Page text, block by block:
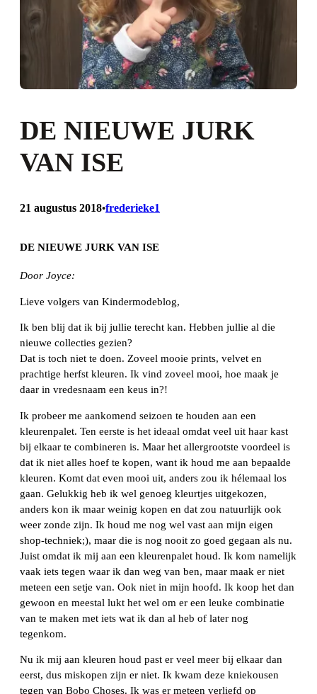
DE NIEUWE JURK
VAN ISE
21 augustus 2018•frederieke1
DE NIEUWE JURK VAN ISE
Door Joyce:
Lieve volgers van Kindermodeblog,
Ik ben blij dat ik bij jullie terecht kan. Hebben jullie al die
nieuwe collecties gezien?
Dat is toch niet te doen. Zoveel mooie prints, velvet en
prachtige herfst kleuren. Ik vind zoveel mooi, hoe maak je
daar in vredesnaam een keus in?!
Ik probeer me aankomend seizoen te houden aan een
kleurenpalet. Ten eerste is het ideaal omdat veel uit haar kast
bij elkaar te combineren is. Maar het allergrootste voordeel is
dat ik niet alles hoef te kopen, want ik houd me aan bepaalde
kleuren. Komt dat even mooi uit, anders zou ik hélemaal los
gaan. Gelukkig heb ik wel genoeg kleurtjes uitgekozen,
anders kon ik maar weinig kopen en dat zou natuurlijk ook
weer zonde zijn. Ik houd me nog wel vast aan mijn eigen
shop-techniek;), maar die is nog nooit zo goed gegaan als nu.
Juist omdat ik mij aan een kleurenpalet houd. Ik kom namelijk
vaak iets tegen waar ik dan weg van ben, maar maak er niet
meteen een setje van. Ook niet in mijn hoofd. Ik koop het dan
gewoon en meestal lukt het wel om er een leuke combinatie
van te maken met iets wat ik dan al heb of later nog
tegenkom.
Nu ik mij aan kleuren houd past er veel meer bij elkaar dan
eerst, dus miskopen zijn er niet. Ik kwam deze kniekousen
tegen van Bobo Choses. Ik was er meteen verliefd op